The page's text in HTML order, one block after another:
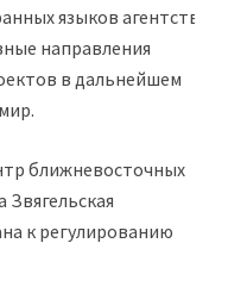
языков агентства
направления
в дальнейшем
ближневосточных
к регулированию